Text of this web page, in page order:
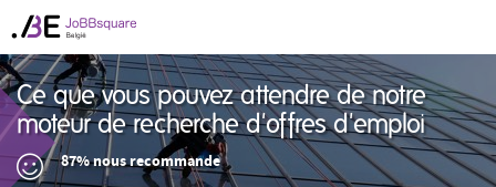
Ce que vous pouvez attendre de notre
moteur de recherche d'offres d'emploi
87% nous recommande